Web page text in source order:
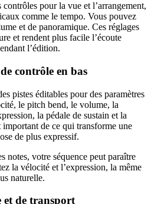
pour la vue et l’arrangement,
comme le tempo. Vous pouvez
et de panoramique. Ces réglages
et rendent plus facile l’écoute
l’édition.
contrôle en bas
pistes éditables pour des paramètres
le pitch bend, le volume, la
la pédale de sustain et la
de ce qui transforme une
de plus expressif.
notes, votre séquence peut paraître
la vélocité et l’expression, la même
naturelle.
et de transport